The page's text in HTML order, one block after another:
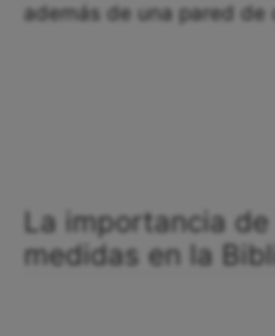
además de una pared de
La importancia
medidas en la